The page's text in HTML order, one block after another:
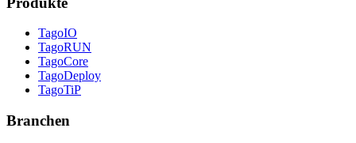
TagoIO
TagoRUN
TagoCore
TagoDeploy
TagoTiP
Branchen